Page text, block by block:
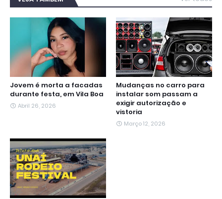
o
e
A
p
r
n
e
d
n
Jovem é morta a facadas
durante festa, em Vila Boa
Abril 26, 2026
Mudanças no carro para
instalar som passam a
exigir autorização e
vistoria
Março 12, 2026